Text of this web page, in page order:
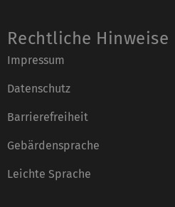
Rechtliche Hinweise
Impressum
Datenschutz
Barrierefreiheit
Gebärdensprache
Leichte Sprache